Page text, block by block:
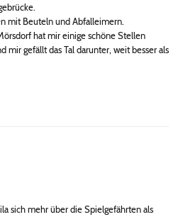
mit Beuteln und Abfalleimern.
hat mir einige schöne Stellen
mir gefällt das Tal darunter, weit besser als
sich mehr über die Spielgefährten als